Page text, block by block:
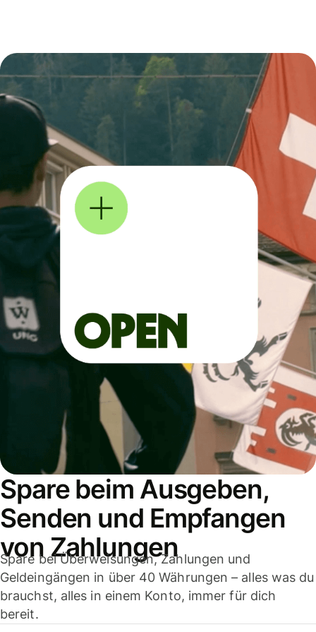
Spare beim Ausgeben,
Senden und Empfangen
von Zahlungen
Spare bei Überweisungen, Zahlungen und
Geldeingängen in über 40 Währungen – alles was du
brauchst, alles in einem Konto, immer für dich
bereit.